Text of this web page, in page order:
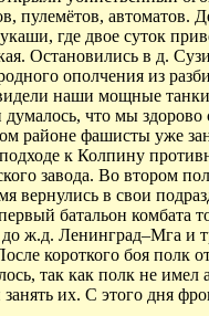
пулемётов, автоматов.
где двое суток
Остановились в д.
ополчения из
наши мощные
думалось, что мы
районе фашисты уже
к Колпину
завода. Во втором
вернулись в свои
батальон
ж.д. Ленинград–Мга и
короткого боя
так как полк не
их. С этого дня